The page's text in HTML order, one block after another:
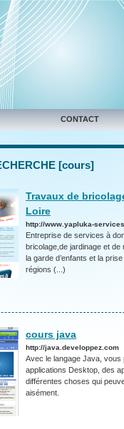
CONTACT
[cours]
Travaux de
Loire
http://www.yapluka-
Entreprise de services à
bricolage,de jardinage et
la garde d’enfants et la
régions (...)
cours java
http://java.developpez.com
Avec le langage Java, vous
applications Desktop, des
différentes choses qui
aisément.